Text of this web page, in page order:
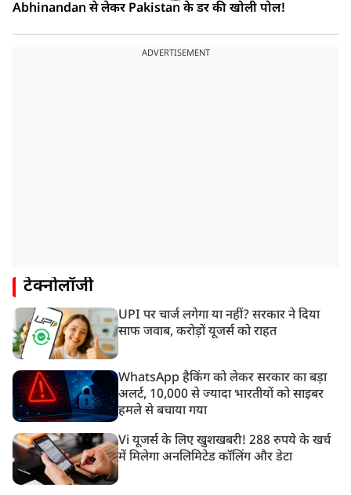
Abhinandan से लेकर Pakistan के डर की खोली पोल!
ADVERTISEMENT
टेक्नोलॉजी
UPI पर चार्ज लगेगा या नहीं? सरकार ने दिया
साफ जवाब, करोड़ों यूजर्स को राहत
WhatsApp हैकिंग को लेकर सरकार का बड़ा
अलर्ट, 10,000 से ज्यादा भारतीयों को साइबर
हमले से बचाया गया
Vi यूजर्स के लिए खुशखबरी! 288 रुपये के खर्च
में मिलेगा अनलिमिटेड कॉलिंग और डेटा